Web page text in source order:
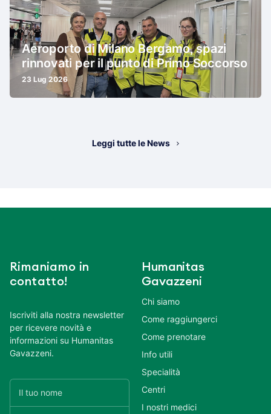
Aeroporto di Milano Bergamo, spazi
rinnovati per il punto di Primo Soccorso
23 Lug 2026
Leggi tutte le News
Rimaniamo in
contatto!
Iscriviti alla nostra newsletter
per ricevere novità e
informazioni su Humanitas
Gavazzeni.
Humanitas
Gavazzeni
Chi siamo
Come raggiungerci
Come prenotare
Info utili
Specialità
Centri
I nostri medici